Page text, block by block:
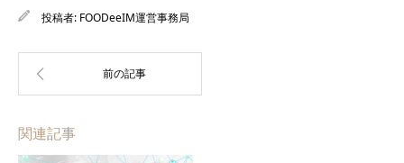
投稿者: FOODeeIM運営事務局
関連記事